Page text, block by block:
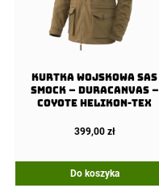
Kurtka wojskowa SAS
Smock – Duracanvas –
Coyote Helikon-Tex
399,00 zł
Do koszyka